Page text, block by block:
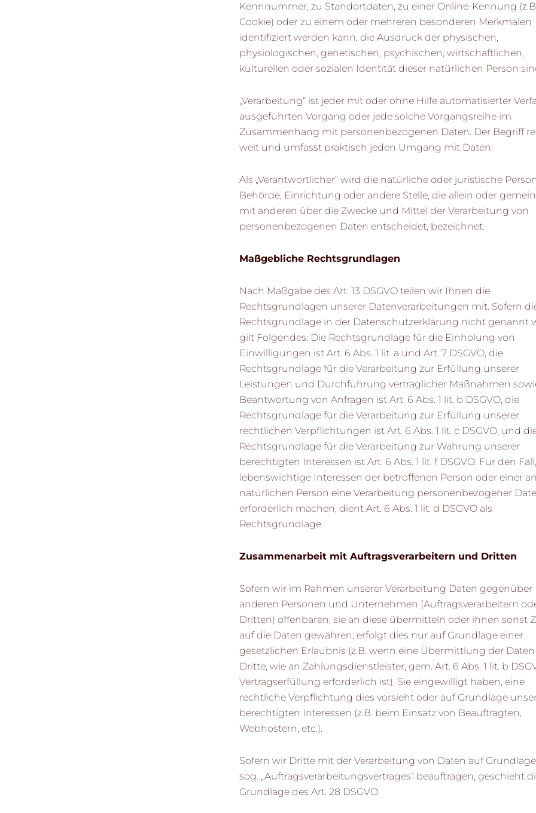
Kennnummer, zu Standortdaten, zu einer Online-Kennung
Cookie) oder zu einem oder mehreren besonderen Merkmalen
identifiziert werden kann, die Ausdruck der physischen,
physiologischen, genetischen, psychischen, wirtschaftlichen,
kulturellen oder sozialen Identität dieser natürlichen Person
„Verarbeitung“ ist jeder mit oder ohne Hilfe automatisierter
ausgeführten Vorgang oder jede solche Vorgangsreihe im
Zusammenhang mit personenbezogenen Daten. Der Begriff
weit und umfasst praktisch jeden Umgang mit Daten.
Als „Verantwortlicher“ wird die natürliche oder juristische
Behörde, Einrichtung oder andere Stelle, die allein oder
mit anderen über die Zwecke und Mittel der Verarbeitung von
personenbezogenen Daten entscheidet, bezeichnet.
Maßgebliche Rechtsgrundlagen
Nach Maßgabe des Art. 13 DSGVO teilen wir Ihnen die
Rechtsgrundlagen unserer Datenverarbeitungen mit. Sofern
Rechtsgrundlage in der Datenschutzerklärung nicht genannt
gilt Folgendes: Die Rechtsgrundlage für die Einholung von
Einwilligungen ist Art. 6 Abs. 1 lit. a und Art. 7 DSGVO, die
Rechtsgrundlage für die Verarbeitung zur Erfüllung unserer
Leistungen und Durchführung vertraglicher Maßnahmen
Beantwortung von Anfragen ist Art. 6 Abs. 1 lit. b DSGVO, die
Rechtsgrundlage für die Verarbeitung zur Erfüllung unserer
rechtlichen Verpflichtungen ist Art. 6 Abs. 1 lit. c DSGVO, und
Rechtsgrundlage für die Verarbeitung zur Wahrung unserer
berechtigten Interessen ist Art. 6 Abs. 1 lit. f DSGVO. Für den
lebenswichtige Interessen der betroffenen Person oder einer
natürlichen Person eine Verarbeitung personenbezogener
erforderlich machen, dient Art. 6 Abs. 1 lit. d DSGVO als
Rechtsgrundlage.
Zusammenarbeit mit Auftragsverarbeitern und Dritten
Sofern wir im Rahmen unserer Verarbeitung Daten gegenüber
anderen Personen und Unternehmen (Auftragsverarbeitern
Dritten) offenbaren, sie an diese übermitteln oder ihnen sonst
auf die Daten gewähren, erfolgt dies nur auf Grundlage einer
gesetzlichen Erlaubnis (z.B. wenn eine Übermittlung der Daten
Dritte, wie an Zahlungsdienstleister, gem. Art. 6 Abs. 1 lit. b
Vertragserfüllung erforderlich ist), Sie eingewilligt haben, eine
rechtliche Verpflichtung dies vorsieht oder auf Grundlage
berechtigten Interessen (z.B. beim Einsatz von Beauftragten,
Webhostern, etc.).
Sofern wir Dritte mit der Verarbeitung von Daten auf
sog. „Auftragsverarbeitungsvertrages“ beauftragen, geschieht
Grundlage des Art. 28 DSGVO.